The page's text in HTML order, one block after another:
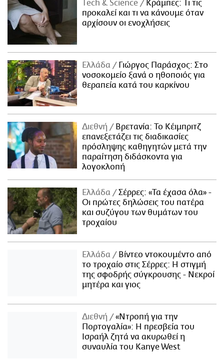
Τech & Science
Κράμπες: Τι τις
προκαλεί και τι να κάνουμε όταν
αρχίσουν οι ενοχλήσεις
Ελλάδα
Γιώργος Παράσχος: Στο
νοσοκομείο ξανά ο ηθοποιός για
θεραπεία κατά του καρκίνου
Διεθνή
Βρετανία: Το Κέιμπριτζ
επανεξετάζει τις διαδικασίες
πρόσληψης καθηγητών μετά την
παραίτηση διδάσκοντα για
λογοκλοπή
Ελλάδα
Σέρρες: «Τα έχασα όλα» -
Οι πρώτες δηλώσεις του πατέρα
και συζύγου των θυμάτων του
τροχαίου
Ελλάδα
Βίντεο ντοκουμέντο από
το τροχαίο στις Σέρρες: Η στιγμή
της σφοδρής σύγκρουσης - Νεκροί
μητέρα και γιος
Διεθνή
«Ντροπή για την
Πορτογαλία»: Η πρεσβεία του
Ισραήλ ζητά να ακυρωθεί η
συναυλία του Kanye West